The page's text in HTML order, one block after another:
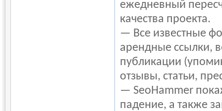
ежедневный
качества проекта.
— Все известные
арендные ссылки,
публикации
отзывы, статьи,
— SeoHammer
падение, а также